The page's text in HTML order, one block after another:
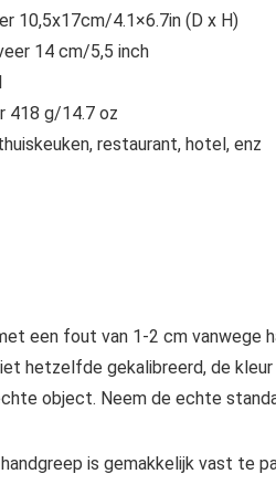
10,5x17cm/4.1×6.7in (D x H)
14 cm/5,5 inch
418 g/14.7 oz
restaurant, hotel, enz
een fout van 1-2 cm vanwege
hetzelfde gekalibreerd, de
object. Neem de echte
is gemakkelijk vast te